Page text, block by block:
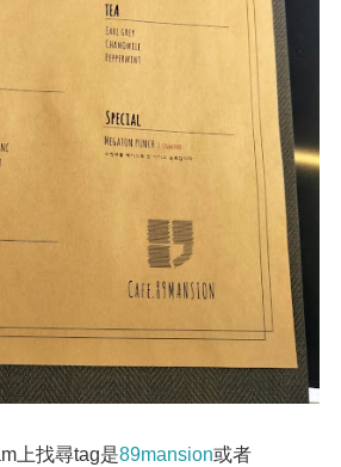
上找尋tag是89mansion或者